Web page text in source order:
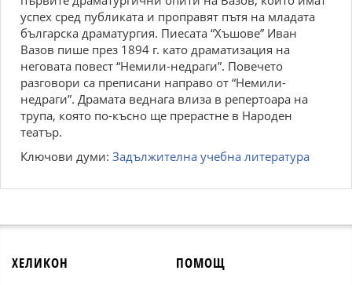
успех сред публиката и проправят пътя на младата
българска драматургия. Пиесата “Хъшове” Иван
Вазов пише през 1894 г. като драматизация на
неговата повест “Немили-недраги”. Повечето
разговори са преписани направо от “Немили-
недраги”. Драмата веднага влиза в репертоара на
трупа, която по-късно ще прерастне в Народен
театър.
Ключови думи: Задължителна учебна литература
ХЕЛИКОН ПОМОЩ